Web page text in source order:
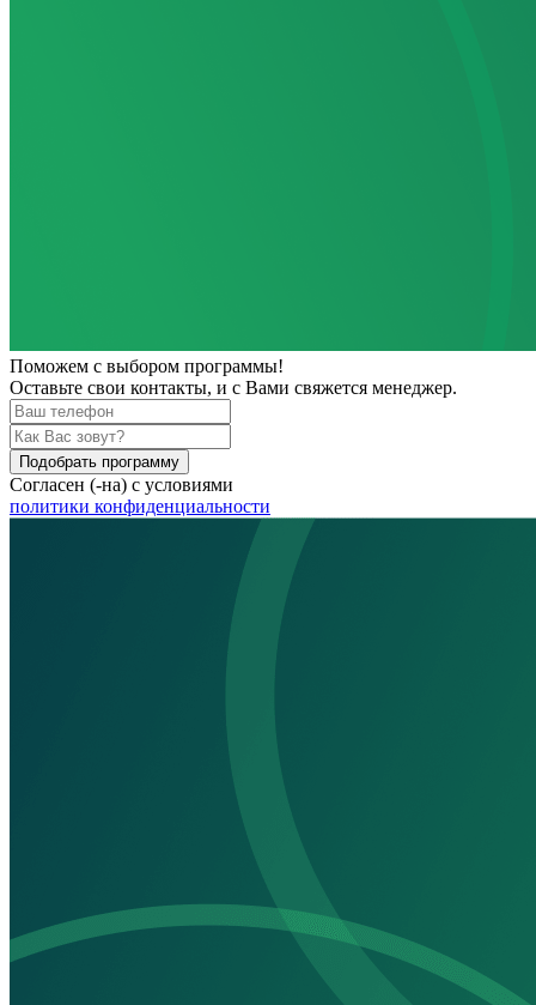
Поможем с выбором программы!
Оставьте свои контакты, и с Вами свяжется менеджер.
Подобрать программу
Согласен (-на) с условиями
политики конфиденциальности